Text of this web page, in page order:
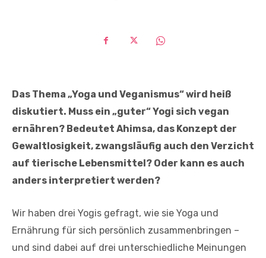
Das Thema „Yoga und Veganismus“ wird heiß
diskutiert. Muss ein „guter“ Yogi sich vegan
ernähren? Bedeutet Ahimsa, das Konzept der
Gewaltlosigkeit, zwangsläufig auch den Verzicht
auf tierische Lebensmittel? Oder kann es auch
anders interpretiert werden?
Wir haben drei Yogis gefragt, wie sie Yoga und
Ernährung für sich persönlich zusammenbringen –
und sind dabei auf drei unterschiedliche Meinungen